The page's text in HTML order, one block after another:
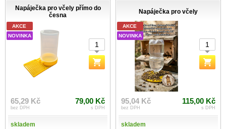
Napáječka pro včely přímo do
česna
AKCE
NOVINKA
65,29 Kč
bez DPH
79,00 Kč
s DPH
skladem
Napáječka pro včely
AKCE
NOVINKA
95,04 Kč
bez DPH
115,00 Kč
s DPH
skladem